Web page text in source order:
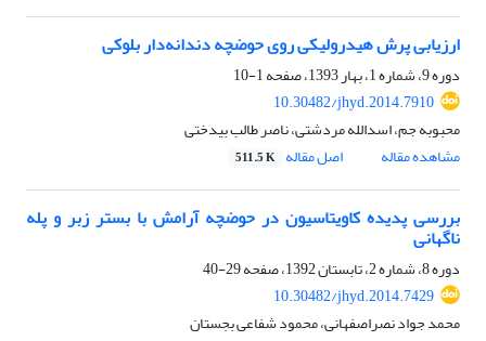
ارزیابی پرش هیدرولیکی روی حوضچه دندانه‌دار بلوکی
دوره 9، شماره 1، بهار 1393، صفحه
1-10
10.30482/jhyd.2014.7910
محبوبه جم، اسدالله مردشتی، ناصر طالب بیدختی
مشاهده مقاله
اصل مقاله 511.5 K
بررسی پدیده کاویتاسیون در حوضچه آرامش با بستر زبر و پله
ناگهانی
دوره 8، شماره 2، تابستان 1392، صفحه
29-40
10.30482/jhyd.2014.7429
محمد جواد نصراصفهانی، محمود شفاعی بجستان